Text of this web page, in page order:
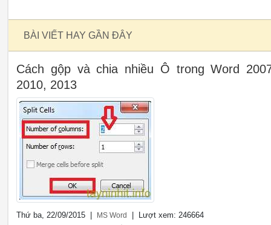
BÀI VIẾT HAY GẦN ĐÂY
Cách gộp và chia nhiều Ô trong Word
2010, 2013
Thứ ba, 22/09/2015 | MS Word | Lượt xem: 246664